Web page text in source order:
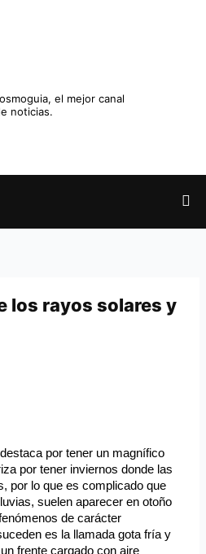
el mejor canal
noticias.
los rayos solares y
por tener un magnífico
por tener inviernos donde las
por lo que es complicado que
suelen aparecer en otoño
de carácter
es la llamada gota fría y
frente cargado con aire